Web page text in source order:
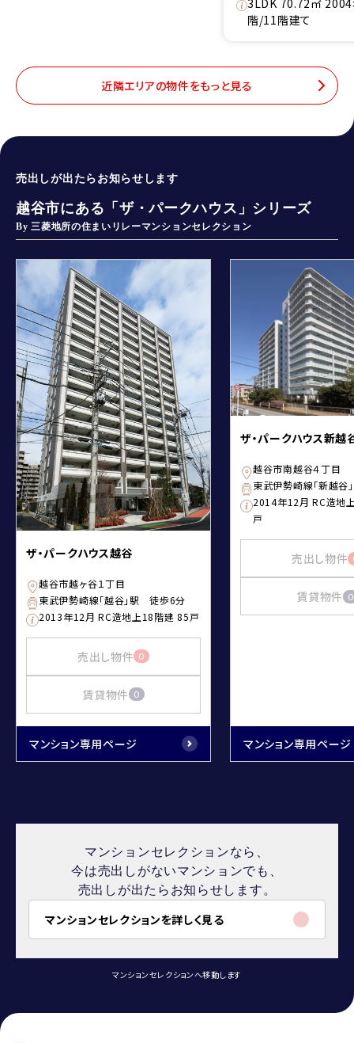
3LDK 70.72㎡
階/11階建て
近隣エリアの物件をもっと見る
売出しが出たらお知らせします
越谷市にある「ザ・パークハウス」シリーズ
By 三菱地所の住まいリレーマンションセレクション
ザ・パークハウス越谷
越谷市越ヶ谷１丁目
東武伊勢崎線「越谷」駅 徒歩6分
2013年12月 RC造地上18階建 85戸
売出し物件 0
賃貸物件 0
マンション専用ページ
ザ・パークハウス新越
越谷市南越谷４丁目
東武伊勢崎線「新越
2014年12月 RC造地
戸
売出し物件
賃貸物件 0
マンション専用ページ
マンションセレクションなら、
今は売出しがないマンションでも、
売出しが出たらお知らせします。
マンションセレクションを詳しく見る
マンションセレクションへ移動します